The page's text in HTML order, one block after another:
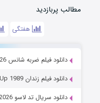
مطالب پربازدید
هفتگی
دانلود فیلم ضربه شانس Lucky Strike 2026
دانلود فیلم زندان Lock Up 1989
دانلود سریال تد لاسو Ted Lasso 2020-2026